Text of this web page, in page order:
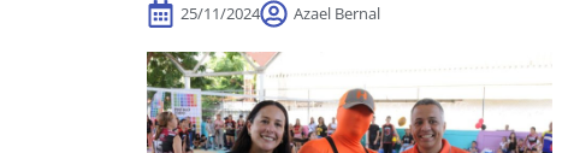
25/11/2024 Azael Bernal